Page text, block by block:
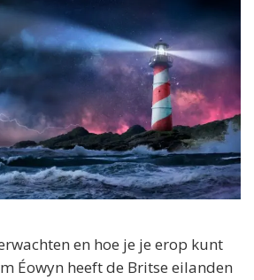
en hoe je je erop kunt
Éowyn heeft de Britse eilanden